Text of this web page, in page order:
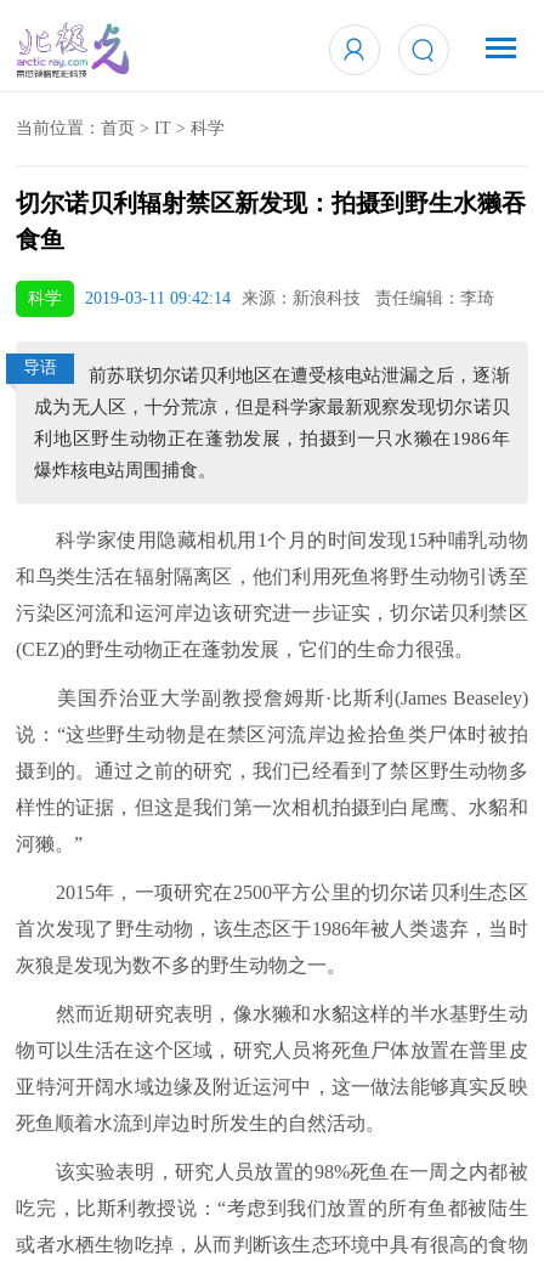
当前位置：首页 >IT >科学
切尔诺贝利辐射禁区新发现：拍摄到野生水獭吞
食鱼
科学 2019-03-11 09:42:14 来源：新浪科技 责任编辑：李琦
导语
前苏联切尔诺贝利地区在遭受核电站泄漏之后，逐渐
成为无人区，十分荒凉，但是科学家最新观察发现切尔诺贝
利地区野生动物正在蓬勃发展，拍摄到一只水獭在1986年
爆炸核电站周围捕食。
科学家使用隐藏相机用1个月的时间发现15种哺乳动物
和鸟类生活在辐射隔离区，他们利用死鱼将野生动物引诱至
污染区河流和运河岸边该研究进一步证实，切尔诺贝利禁区
(CEZ)的野生动物正在蓬勃发展，它们的生命力很强。
美国乔治亚大学副教授詹姆斯·比斯利(James Beaseley)
说：“这些野生动物是在禁区河流岸边捡拾鱼类尸体时被拍
摄到的。通过之前的研究，我们已经看到了禁区野生动物多
样性的证据，但这是我们第一次相机拍摄到白尾鹰、水貂和
河獭。”
2015年，一项研究在2500平方公里的切尔诺贝利生态区
首次发现了野生动物，该生态区于1986年被人类遗弃，当时
灰狼是发现为数不多的野生动物之一。
然而近期研究表明，像水獭和水貂这样的半水基野生动
物可以生活在这个区域，研究人员将死鱼尸体放置在普里皮
亚特河开阔水域边缘及附近运河中，这一做法能够真实反映
死鱼顺着水流到岸边时所发生的自然活动。
该实验表明，研究人员放置的98%死鱼在一周之内都被
吃完，比斯利教授说：“考虑到我们放置的所有鱼都被陆生
或者水栖生物吃掉，从而判断该生态环境中具有很高的食物